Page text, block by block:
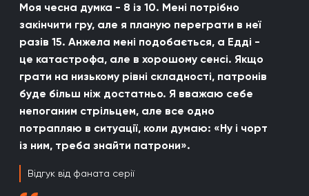
Моя чесна думка - 8 із 10. Мені потрібно
закінчити гру, але я планую переграти в неї
разів 15. Анжела мені подобається, а Едді -
це катастрофа, але в хорошому сенсі. Якщо
грати на низькому рівні складності, патронів
буде більш ніж достатньо. Я вважаю себе
непоганим стрільцем, але все одно
потрапляю в ситуації, коли думаю: «Ну і чорт
із ним, треба знайти патрони».
Відгук від фаната серії